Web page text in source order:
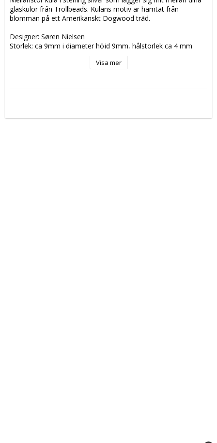
glaskulor från Trollbeads. Kulans motiv är hämtat från
blomman på ett Amerikanskt Dogwood träd.
Designer: Søren Nielsen
Storlek: ca 9mm i diameter höjd 9mm, hålstorlek ca 4 mm
Visa mer